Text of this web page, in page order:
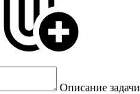
Описание задачи